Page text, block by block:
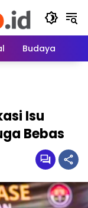
Budaya
Isu
Bebas